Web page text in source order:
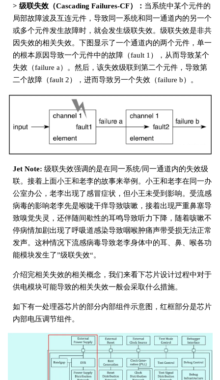
> 级联失效（Cascading Failures-CF）： 当系统中某个元件的
局部故障波及互连元件，导致同一系统和同一通道内的另一个
或多个元件发生故障时，就会发生级联失效。级联失效是非共
因失效的相关失效。下图显示了一个通道内的两个元件，单一
的根本原因导致一个元件中的故障（fault 1），从而导致某个
失效（failure a）。然后，该失效级联到第二个元件，导致第
二个故障（fault 2），进而导致另一个失效（failure b）。
Jet Note: 级联失效强调的是在同一系统/同一通道内的失效级
联。接着上面小王和老李的故事来举例。小王和老李在同一办
公室办公，老李出现了感冒症状，但小王未受到影响。受流感
病毒的影响老李先是喉咙干痒导致咳嗽，接着出现严重鼻塞导
致嗅觉失灵，还伴随间歇性的耳鸣导致听力下降，随着咳嗽不
停病情加剧出现了呼吸道感染导致咽喉肿痛声带受损无法正常
发声。这种情况下流感病毒导致老李身体中的耳、鼻、喉各功
能模块发生了”级联失效“。
介绍完相关失效的相关概念，我们来看下芯片设计过程中对于
供电模块可能导致的相关失效一般会采取什么措施。
如下有一处理器芯片的部分内部组件示意图，红框部分是芯片
内部电压调节组件。